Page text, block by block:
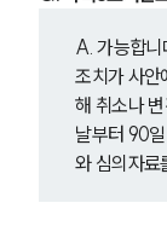
A. 가능합니
조치가 사안
해 취소나
날부터 90
와 심의자료